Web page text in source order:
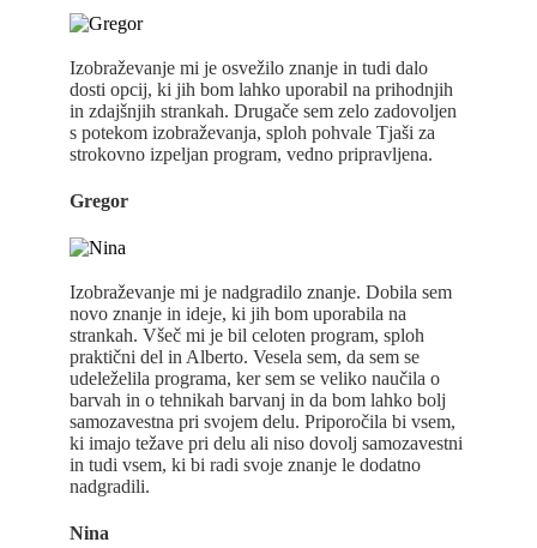
Izobraževanje mi je osvežilo znanje in tudi dalo
dosti opcij, ki jih bom lahko uporabil na prihodnjih
in zdajšnjih strankah. Drugače sem zelo zadovoljen
s potekom izobraževanja, sploh pohvale Tjaši za
strokovno izpeljan program, vedno pripravljena.
Gregor
Izobraževanje mi je nadgradilo znanje. Dobila sem
novo znanje in ideje, ki jih bom uporabila na
strankah. Všeč mi je bil celoten program, sploh
praktični del in Alberto. Vesela sem, da sem se
udeleželila programa, ker sem se veliko naučila o
barvah in o tehnikah barvanj in da bom lahko bolj
samozavestna pri svojem delu. Priporočila bi vsem,
ki imajo težave pri delu ali niso dovolj samozavestni
in tudi vsem, ki bi radi svoje znanje le dodatno
nadgradili.
Nina